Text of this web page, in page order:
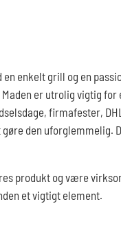
enkelt grill og en
er utrolig vigtig for
firmafester,
den uforglemmelig.
produkt og være
et vigtigt element.